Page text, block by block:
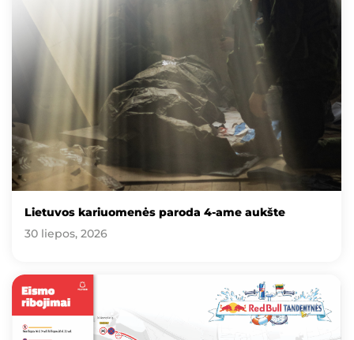
Lietuvos kariuomenės paroda 4-ame aukšte
30 liepos, 2026